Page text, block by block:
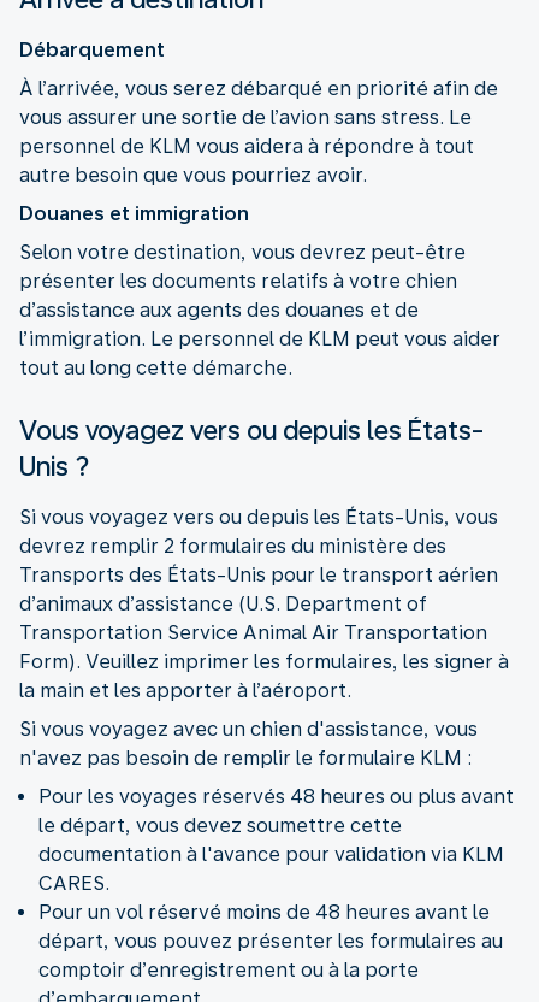
Débarquement
À l’arrivée, vous serez débarqué en priorité afin de
vous assurer une sortie de l’avion sans stress. Le
personnel de KLM vous aidera à répondre à tout
autre besoin que vous pourriez avoir.
Douanes et immigration
Selon votre destination, vous devrez peut-être
présenter les documents relatifs à votre chien
d’assistance aux agents des douanes et de
l’immigration. Le personnel de KLM peut vous aider
tout au long cette démarche.
Vous voyagez vers ou depuis les États-
Unis ?
Si vous voyagez vers ou depuis les États-Unis, vous
devrez remplir 2 formulaires du ministère des
Transports des États-Unis pour le transport aérien
d’animaux d’assistance (U.S. Department of
Transportation Service Animal Air Transportation
Form). Veuillez imprimer les formulaires, les signer à
la main et les apporter à l’aéroport.
Si vous voyagez avec un chien d'assistance, vous
n'avez pas besoin de remplir le formulaire KLM :
Pour les voyages réservés 48 heures ou plus avant
le départ, vous devez soumettre cette
documentation à l'avance pour validation via KLM
CARES.
Pour un vol réservé moins de 48 heures avant le
départ, vous pouvez présenter les formulaires au
comptoir d’enregistrement ou à la porte